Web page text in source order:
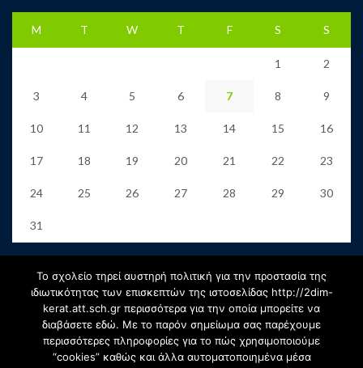
M T W T F S S
1 2
3 4 5 6 7 8 9
10 11 12 13 14 15 16
17 18 19 20 21 22 23
24 25 26 27 28 29 30
31
« Jun
Αρχείο
Το σχολείο τηρεί αυστηρή πολιτική για την προστασία της
ιδιωτικότητας των επισκεπτών της ιστοσελίδας http://2dim-
kerat.att.sch.gr περισσότερα για την οποία μπορείτε να
διαβάσετε εδώ. Με το παρόν σημείωμα σας παρέχουμε
περισσότερες πληροφορίες για το πώς χρησιμοποιούμε
“cookies” καθώς και άλλα αυτοματοποιημένα μέσα